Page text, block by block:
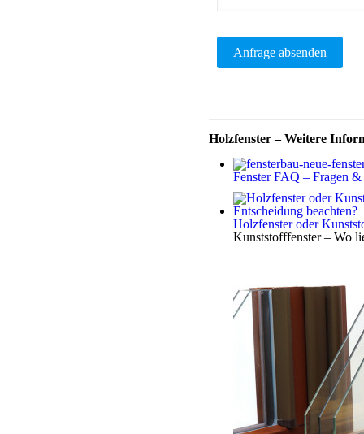
Holzfenster – Weitere
Fenster FAQ – Fragen
Holzfenster oder
Kunststofffenster – Wo